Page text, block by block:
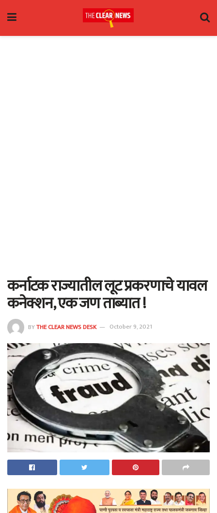
कर्नाटक राज्यातील लूट प्रकरणाचे यावल
कनेक्शन, एक जण ताब्यात !
BYTHE CLEAR NEWS DESK October 9, 2021